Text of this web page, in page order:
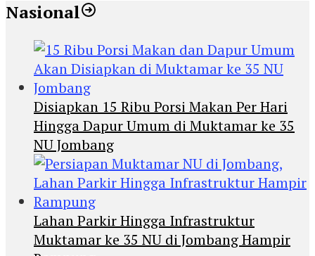
Nasional
Disiapkan 15 Ribu Porsi Makan Per Hari
Hingga Dapur Umum di Muktamar ke 35
NU Jombang
Lahan Parkir Hingga Infrastruktur
Muktamar ke 35 NU di Jombang Hampir